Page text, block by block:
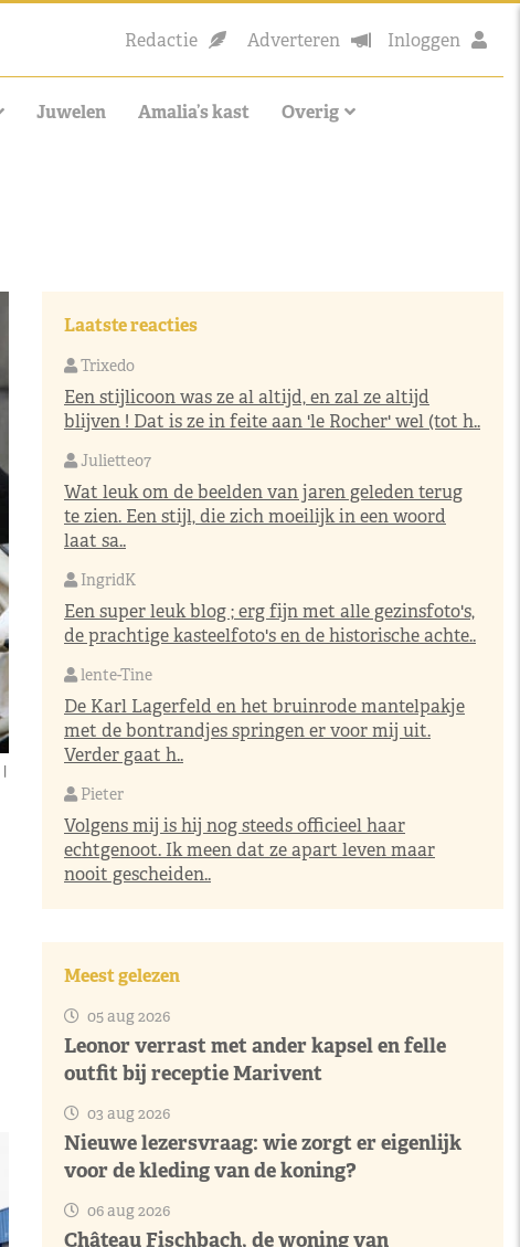
Redactie Adverteren Inloggen
Juwelen Amalia’s kast Overig
Laatste reacties
Trixedo
Een stijlicoon was ze al altijd, en zal ze altijd
blijven ! Dat is ze in feite aan 'le Rocher' wel (tot h..
Juliette07
Wat leuk om de beelden van jaren geleden terug
te zien. Een stijl, die zich moeilijk in een woord
laat sa..
IngridK
Een super leuk blog ; erg fijn met alle gezinsfoto's,
de prachtige kasteelfoto's en de historische achte..
lente-Tine
De Karl Lagerfeld en het bruinrode mantelpakje
met de bontrandjes springen er voor mij uit.
Verder gaat h..
Pieter
Volgens mij is hij nog steeds officieel haar
echtgenoot. Ik meen dat ze apart leven maar
nooit gescheiden..
Meest gelezen
05 aug 2026
Leonor verrast met ander kapsel en felle
outfit bij receptie Marivent
03 aug 2026
Nieuwe lezersvraag: wie zorgt er eigenlijk
voor de kleding van de koning?
06 aug 2026
Château Fischbach, de woning van